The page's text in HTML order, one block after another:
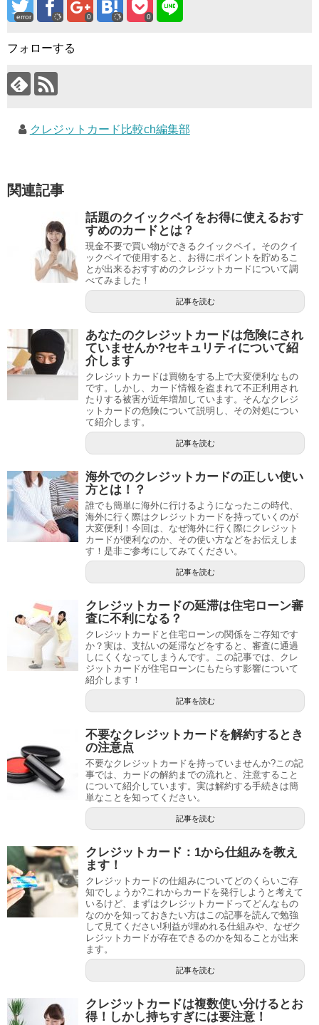
error 0 0
フォローする
クレジットカード比較ch編集部
関連記事
話題のクイックペイをお得に使えるおす
すめのカードとは？
現金不要で買い物ができるクイックペイ。そのクイ
ックペイで使用すると、お得にポイントを貯めるこ
とが出来るおすすめのクレジットカードについて調
べてみました！
記事を読む
あなたのクレジットカードは危険にされ
ていませんか?セキュリティについて紹
介します
クレジットカードは買物をする上で大変便利なもの
です。しかし、カード情報を盗まれて不正利用され
たりする被害が近年増加しています。そんなクレジ
ットカードの危険について説明し、その対処につい
て紹介します。
記事を読む
海外でのクレジットカードの正しい使い
方とは！？
誰でも簡単に海外に行けるようになったこの時代、
海外に行く際はクレジットカードを持っていくのが
大変便利！今回は、なぜ海外に行く際にクレジット
カードが便利なのか、その使い方などをお伝えしま
す！是非ご参考にしてみてください。
記事を読む
クレジットカードの延滞は住宅ローン審
査に不利になる？
クレジットカードと住宅ローンの関係をご存知です
か？実は、支払いの延滞などをすると、審査に通過
しにくくなってしまうんです。この記事では、クレ
ジットカードが住宅ローンにもたらす影響について
紹介します！
記事を読む
不要なクレジットカードを解約するとき
の注意点
不要なクレジットカードを持っていませんか?この記
事では、カードの解約までの流れと、注意すること
について紹介しています。実は解約する手続きは簡
単なことを知ってください。
記事を読む
クレジットカード：1から仕組みを教え
ます！
クレジットカードの仕組みについてどのくらいご存
知でしょうか?これからカードを発行しようと考えて
いるけど、まずはクレジットカードってどんなもの
なのかを知っておきたい方はこの記事を読んで勉強
して見てください!利益が埋めれる仕組みや、なぜク
レジットカードが存在できるのかを知ることが出来
ます。
記事を読む
クレジットカードは複数使い分けるとお
得！しかし持ちすぎには要注意！